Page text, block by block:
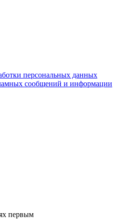
персональных данных
сообщений и информации
первым